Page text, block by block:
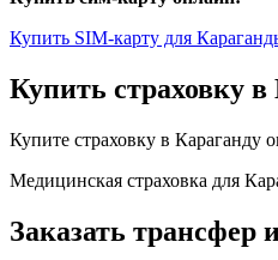
Купить SIM-карту для
Купить страховку в
Купите страховку в
Медицинская страховка для
Заказать трансфер